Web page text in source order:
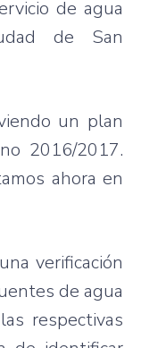
de agua
de San
un plan
2016/2017.
ahora en
verificación
de agua
respectivas